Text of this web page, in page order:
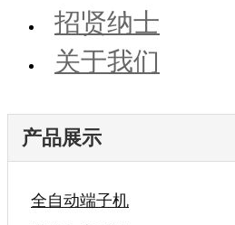
招贤纳士
关于我们
产品展示
全自动端子机